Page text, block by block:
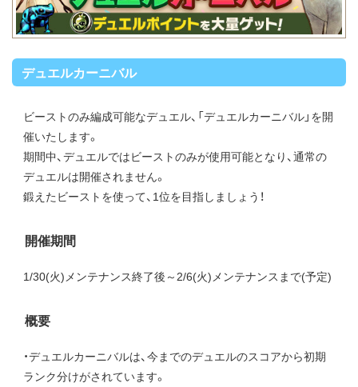
デュエルカーニバル
ビーストのみ編成可能なデュエル、「デュエルカーニバル」を開
催いたします。
期間中、デュエルではビーストのみが使用可能となり、通常の
デュエルは開催されません。
鍛えたビーストを使って、1位を目指しましょう！
開催期間
1/30(火)メンテナンス終了後～2/6(火)メンテナンスまで(予定)
概要
・デュエルカーニバルは、今までのデュエルのスコアから初期
ランク分けがされています。